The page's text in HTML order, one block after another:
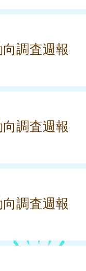
調査週報
調査週報
調査週報